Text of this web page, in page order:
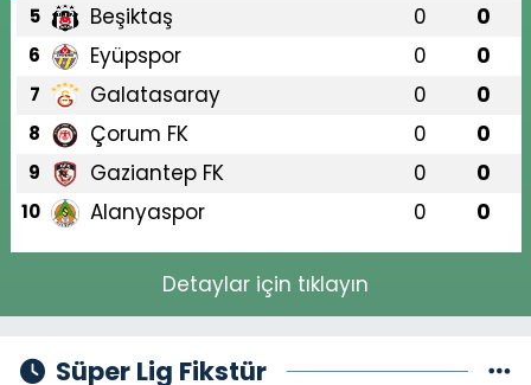
5 Beşiktaş 0 0
6 Eyüpspor 0 0
7 Galatasaray 0 0
8 Çorum FK 0 0
9 Gaziantep FK 0 0
10 Alanyaspor 0 0
Detaylar için tıklayın
Süper Lig Fikstür